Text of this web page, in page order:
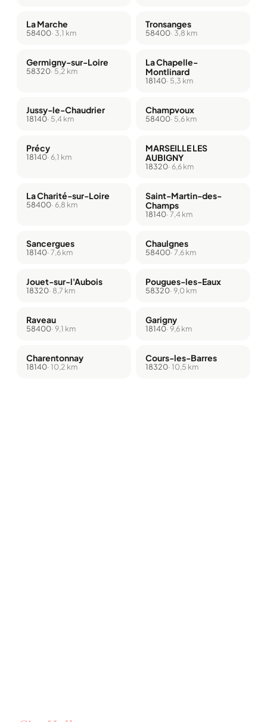
La Marche
58400· 3,1 km
Tronsanges
58400· 3,8 km
Germigny-sur-Loire
58320· 5,2 km
La Chapelle-
Montlinard
18140· 5,3 km
Jussy-le-Chaudrier
18140· 5,4 km
Champvoux
58400· 5,6 km
Précy
18140· 6,1 km
MARSEILLE LES
AUBIGNY
18320· 6,6 km
La Charité-sur-Loire
58400· 6,8 km
Saint-Martin-des-
Champs
18140· 7,4 km
Sancergues
18140· 7,6 km
Chaulgnes
58400· 7,6 km
Jouet-sur-l'Aubois
18320· 8,7 km
Pougues-les-Eaux
58320· 9,0 km
Raveau
58400· 9,1 km
Garigny
18140· 9,6 km
Charentonnay
18140· 10,2 km
Cours-les-Barres
18320· 10,5 km